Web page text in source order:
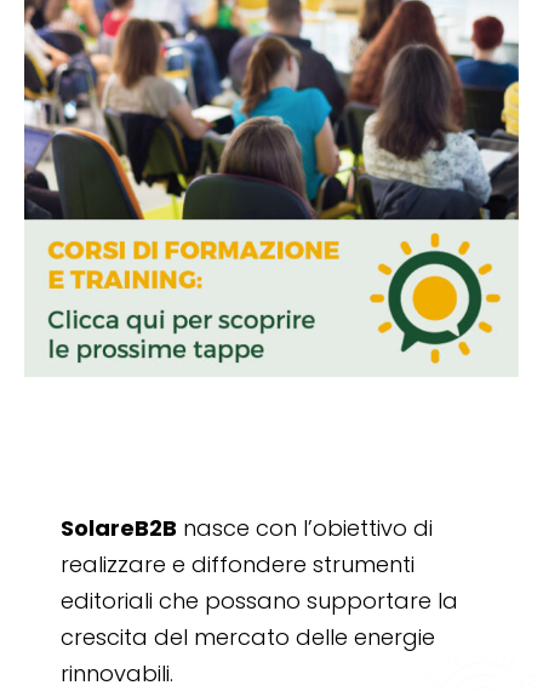
SolareB2B nasce con l’obiettivo di
realizzare e diffondere strumenti
editoriali che possano supportare la
crescita del mercato delle energie
rinnovabili.